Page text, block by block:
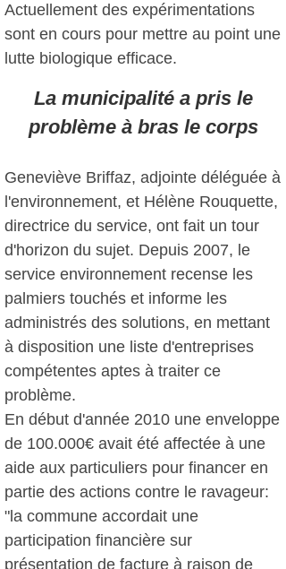
Actuellement des expérimentations
sont en cours pour mettre au point une
lutte biologique efficace.
La municipalité a pris le
problème à bras le corps
Geneviève Briffaz, adjointe déléguée à
l'environnement, et Hélène Rouquette,
directrice du service, ont fait un tour
d'horizon du sujet. Depuis 2007, le
service environnement recense les
palmiers touchés et informe les
administrés des solutions, en mettant
à disposition une liste d'entreprises
compétentes aptes à traiter ce
problème.
En début d'année 2010 une enveloppe
de 100.000€ avait été affectée à une
aide aux particuliers pour financer en
partie des actions contre le ravageur:
"la commune accordait une
participation financière sur
présentation de facture à raison de